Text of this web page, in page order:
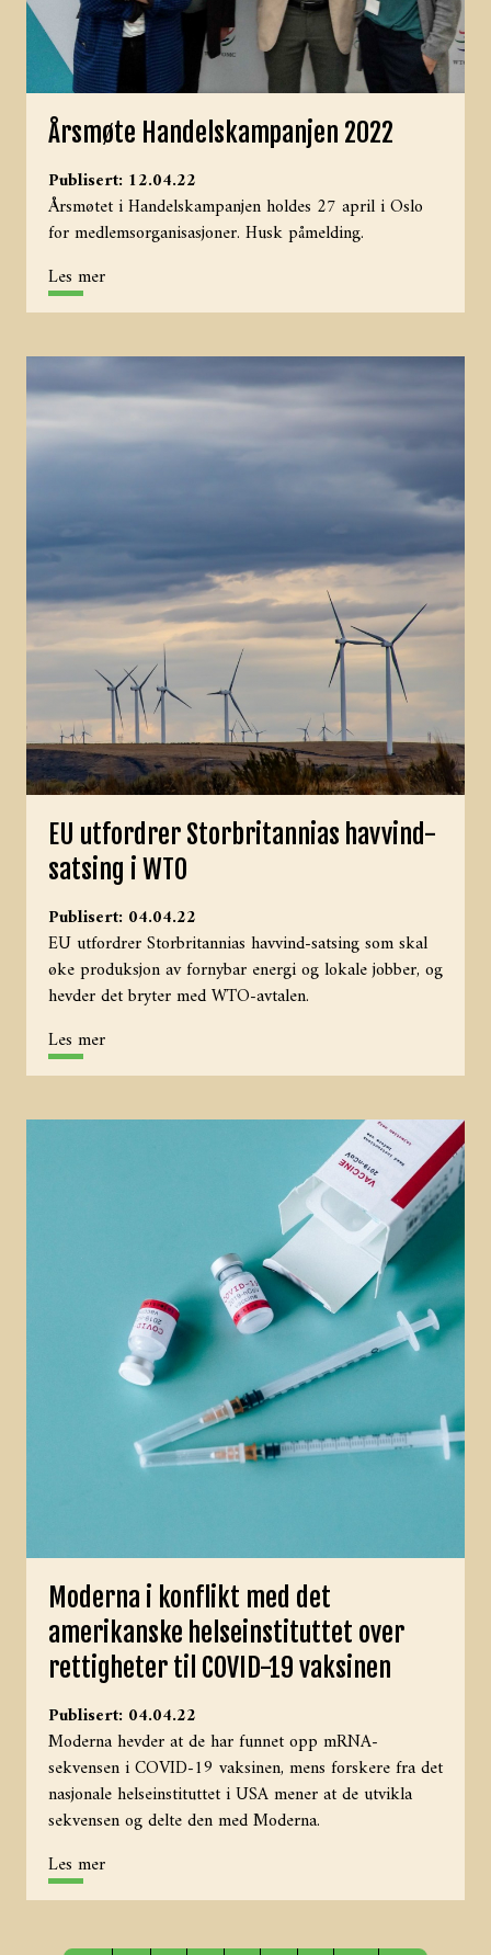
Årsmøte Handelskampanjen 2022
Publisert: 12.04.22
Årsmøtet i Handelskampanjen holdes 27 april i Oslo
for medlemsorganisasjoner. Husk påmelding.
Les mer
EU utfordrer Storbritannias havvind-
satsing i WTO
Publisert: 04.04.22
EU utfordrer Storbritannias havvind-satsing som skal
øke produksjon av fornybar energi og lokale jobber, og
hevder det bryter med WTO-avtalen.
Les mer
Moderna i konflikt med det
amerikanske helseinstituttet over
rettigheter til COVID-19 vaksinen
Publisert: 04.04.22
Moderna hevder at de har funnet opp mRNA-
sekvensen i COVID-19 vaksinen, mens forskere fra det
nasjonale helseinstituttet i USA mener at de utvikla
sekvensen og delte den med Moderna.
Les mer